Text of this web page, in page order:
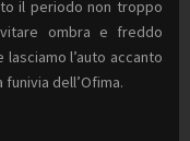
il periodo non troppo
ombra e freddo
l’auto accanto
dell’Ofima.